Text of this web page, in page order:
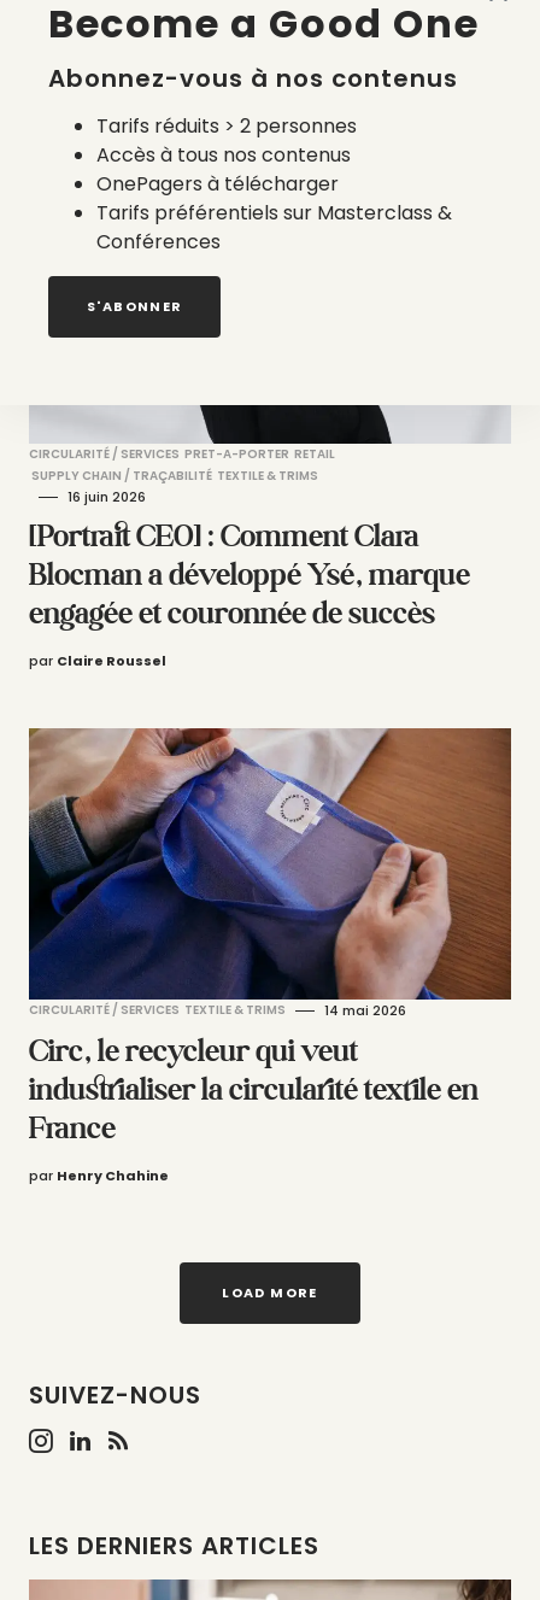
non conformes, le système est à
CIRCULARITÉ / SERVICES PRET-A-PORTER RETAIL
SUPPLY CHAIN / TRAÇABILITÉ TEXTILE & TRIMS
16 juin 2026
[Portrait CEO] : Comment Clara
Blocman a développé Ysé, marque
engagée et couronnée de succès
par Claire Roussel
CIRCULARITÉ / SERVICES TEXTILE & TRIMS 14 mai 2026
Circ, le recycleur qui veut
industrialiser la circularité textile en
France
par Henry Chahine
LOAD MORE
SUIVEZ-NOUS
LES DERNIERS ARTICLES
Become a Good One
Abonnez-vous à nos contenus
Tarifs réduits > 2 personnes
Accès à tous nos contenus
OnePagers à télécharger
Tarifs préférentiels sur Masterclass &
Conférences
S'ABONNER